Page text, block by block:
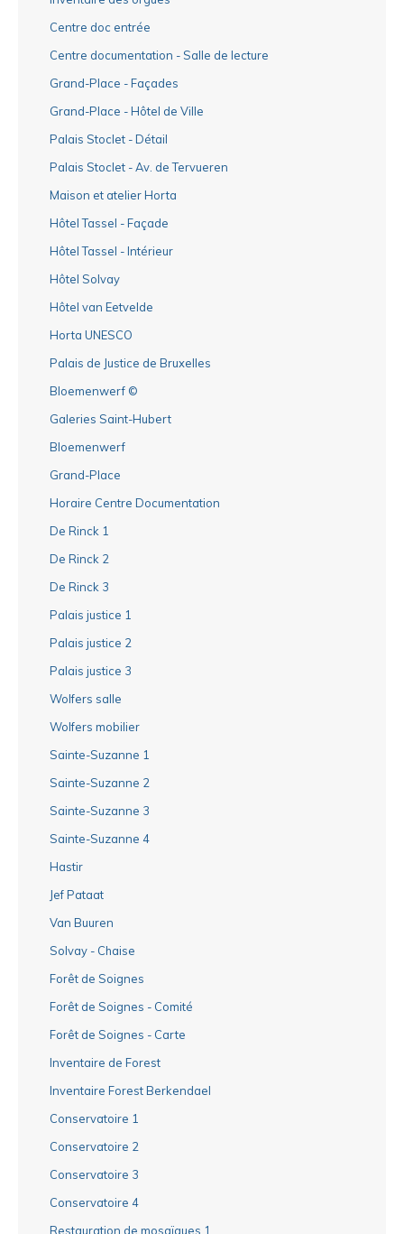
Centre doc entrée
Centre documentation - Salle de lecture
Grand-Place - Façades
Grand-Place - Hôtel de Ville
Palais Stoclet - Détail
Palais Stoclet - Av. de Tervueren
Maison et atelier Horta
Hôtel Tassel - Façade
Hôtel Tassel - Intérieur
Hôtel Solvay
Hôtel van Eetvelde
Horta UNESCO
Palais de Justice de Bruxelles
Bloemenwerf ©
Galeries Saint-Hubert
Bloemenwerf
Grand-Place
Horaire Centre Documentation
De Rinck 1
De Rinck 2
De Rinck 3
Palais justice 1
Palais justice 2
Palais justice 3
Wolfers salle
Wolfers mobilier
Sainte-Suzanne 1
Sainte-Suzanne 2
Sainte-Suzanne 3
Sainte-Suzanne 4
Hastir
Jef Pataat
Van Buuren
Solvay - Chaise
Forêt de Soignes
Forêt de Soignes - Comité
Forêt de Soignes - Carte
Inventaire de Forest
Inventaire Forest Berkendael
Conservatoire 1
Conservatoire 2
Conservatoire 3
Conservatoire 4
Restauration de mosaïques 1